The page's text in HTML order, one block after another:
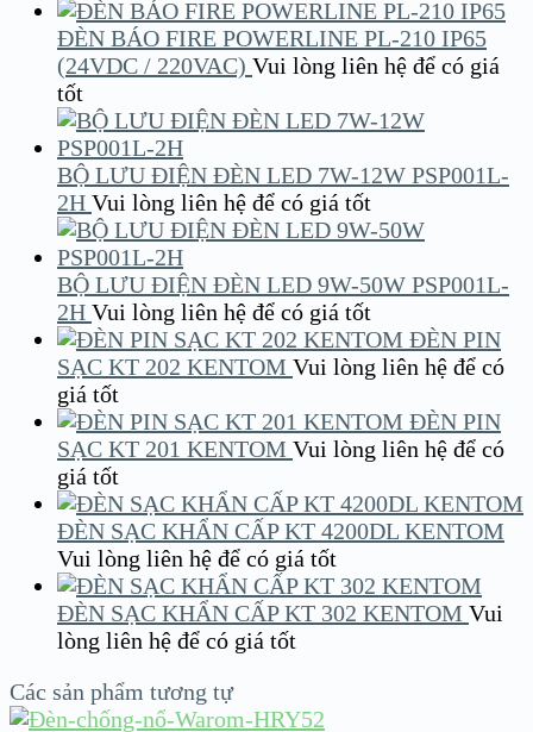
ĐÈN BÁO FIRE POWERLINE PL-210 IP65
(24VDC / 220VAC) Vui lòng liên hệ để có giá
tốt
BỘ LƯU ĐIỆN ĐÈN LED 7W-12W PSP001L-
2H Vui lòng liên hệ để có giá tốt
BỘ LƯU ĐIỆN ĐÈN LED 9W-50W PSP001L-
2H Vui lòng liên hệ để có giá tốt
ĐÈN PIN
SẠC KT 202 KENTOM Vui lòng liên hệ để có
giá tốt
ĐÈN PIN
SẠC KT 201 KENTOM Vui lòng liên hệ để có
giá tốt
ĐÈN SẠC KHẨN CẤP KT 4200DL KENTOM
Vui lòng liên hệ để có giá tốt
ĐÈN SẠC KHẨN CẤP KT 302 KENTOM Vui
lòng liên hệ để có giá tốt
Các sản phẩm tương tự